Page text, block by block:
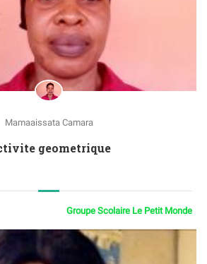
Mamaaissata Camara
Activite geometrique
Groupe Scolaire Le Petit Monde